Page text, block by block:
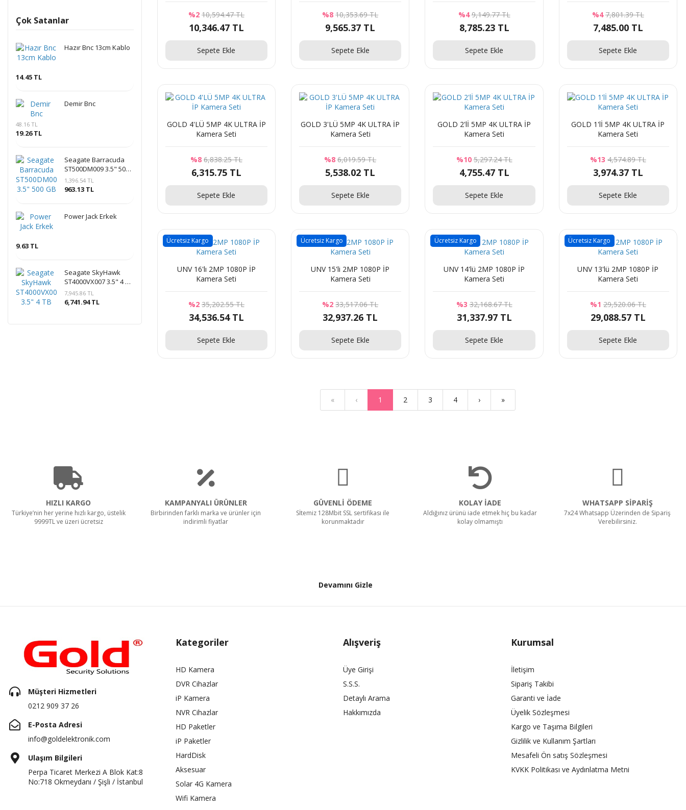
Çok Satanlar
Hazır Bnc 13cm Kablo
14.45 TL
Demir Bnc
48.16 TL
19.26 TL
Seagate Barracuda
ST500DM009 3.5" 500
GB 7200 RPM 32 MB
SATA 3 NCQ HDD
1,396.54 TL
963.13 TL
Power Jack Erkek
9.63 TL
Seagate SkyHawk
ST4000VX007 3.5" 4 TB
5900 RPM SATA 3 HDD
Güvenlik Diski
7,945.86 TL
6,741.94 TL
%2 10,594.47 TL
10,346.47 TL
Sepete Ekle
%8 10,353.69 TL
9,565.37 TL
Sepete Ekle
%4 9,149.77 TL
8,785.23 TL
Sepete Ekle
%4 7,801.39 TL
7,485.00 TL
Sepete Ekle
GOLD 4'LÜ 5MP 4K ULTRA İP
Kamera Seti
%8 6,838.25 TL
6,315.75 TL
Sepete Ekle
GOLD 3'LÜ 5MP 4K ULTRA İP
Kamera Seti
%8 6,019.59 TL
5,538.02 TL
Sepete Ekle
GOLD 2'lİ 5MP 4K ULTRA İP
Kamera Seti
%10 5,297.24 TL
4,755.47 TL
Sepete Ekle
GOLD 1'lİ 5MP 4K ULTRA İP
Kamera Seti
%13 4,574.89 TL
3,974.37 TL
Sepete Ekle
UNV 16'lı 2MP 1080P İP
Kamera Seti
%2 35,202.55 TL
34,536.54 TL
Ücretsiz Kargo
Sepete Ekle
UNV 15'li 2MP 1080P İP
Kamera Seti
%2 33,517.06 TL
32,937.26 TL
Ücretsiz Kargo
Sepete Ekle
UNV 14'lü 2MP 1080P İP
Kamera Seti
%3 32,168.67 TL
31,337.97 TL
Ücretsiz Kargo
Sepete Ekle
UNV 13'lü 2MP 1080P İP
Kamera Seti
%1 29,520.06 TL
29,088.57 TL
Ücretsiz Kargo
Sepete Ekle
« ‹ 1 2 3 4 › »
HIZLI KARGO
Türkiye’nin her yerine hızlı kargo, üstelik
9999TL ve üzeri ücretsiz
KAMPANYALI ÜRÜNLER
Birbirinden farklı marka ve ürünler için
indirimli fiyatlar
GÜVENLİ ÖDEME
Sİtemiz 128Mbit SSL sertifikası ile
korunmaktadır
KOLAY İADE
Aldığınız ürünü iade etmek hiç bu kadar
kolay olmamıştı
WHATSAPP SİPARİŞ
7x24 Whatsapp Üzerinden de Sipariş
Verebilirsiniz.
Devamını Gizle
Müşteri Hizmetleri
0212 909 37 26
E-Posta Adresi
info@goldelektronik.com
Ulaşım Bilgileri
Perpa Ticaret Merkezi A Blok Kat:8
No:718 Okmeydanı / Şişli / İstanbul
Kategoriler
HD Kamera
DVR Cihazlar
iP Kamera
NVR Cihazlar
HD Paketler
iP Paketler
HardDisk
Aksesuar
Solar 4G Kamera
Wifi Kamera
Alışveriş
Üye Girişi
S.S.S.
Detaylı Arama
Hakkımızda
Kurumsal
İletişim
Sipariş Takibi
Garanti ve İade
Üyelik Sözleşmesi
Kargo ve Taşıma Bilgileri
Gizlilik ve Kullanım Şartları
Mesafeli Ön satış Sözleşmesi
KVKK Politikası ve Aydınlatma Metni